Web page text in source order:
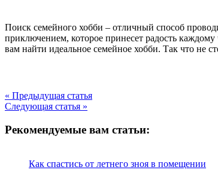
Поиск семейного хобби – отличный способ
приключением, которое принесет радость
вам найти идеальное семейное хобби. Так что не
« Предыдущая статья
Следующая статья »
Рекомендуемые вам статьи:
Как спастись от летнего зноя в помещении